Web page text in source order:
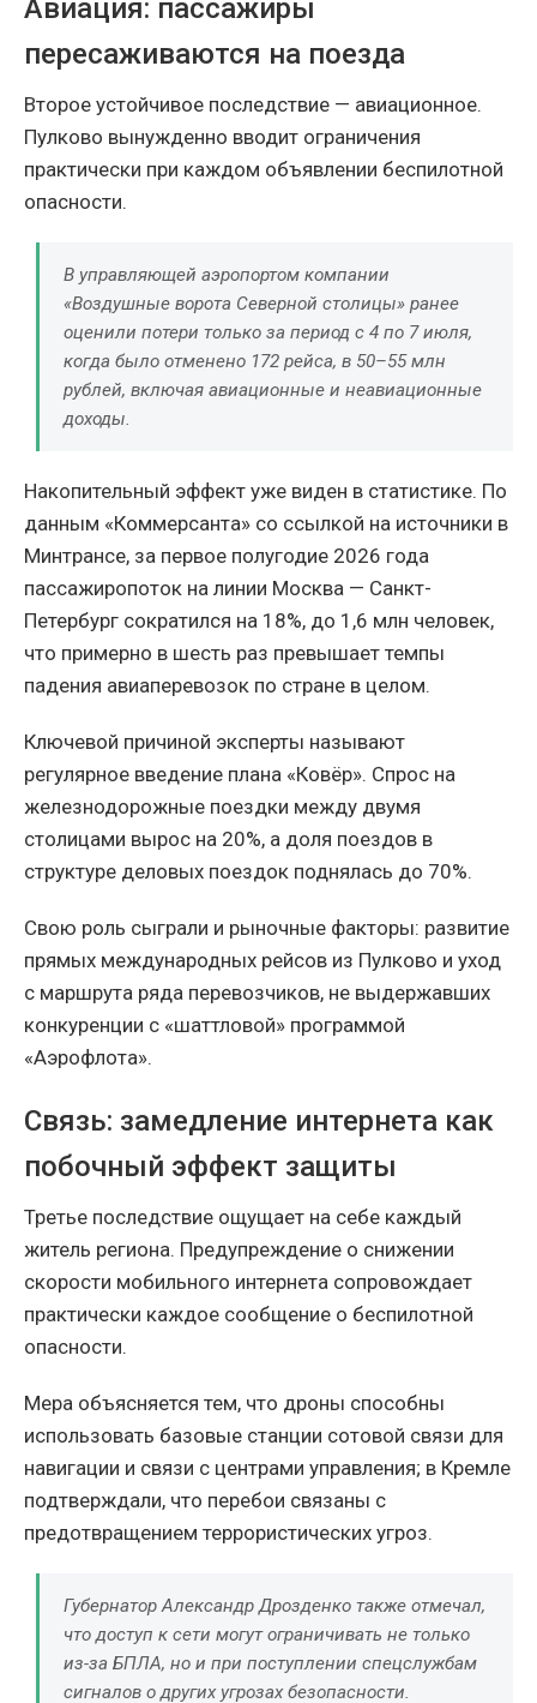
Авиация: пассажиры
пересаживаются на поезда
Второе устойчивое последствие — авиационное.
Пулково вынужденно вводит ограничения
практически при каждом объявлении беспилотной
опасности.
В управляющей аэропортом компании
«Воздушные ворота Северной столицы» ранее
оценили потери только за период с 4 по 7 июля,
когда было отменено 172 рейса, в 50–55 млн
рублей, включая авиационные и неавиационные
доходы.
Накопительный эффект уже виден в статистике. По
данным «Коммерсанта» со ссылкой на источники в
Минтрансе, за первое полугодие 2026 года
пассажиропоток на линии Москва — Санкт-
Петербург сократился на 18%, до 1,6 млн человек,
что примерно в шесть раз превышает темпы
падения авиаперевозок по стране в целом.
Ключевой причиной эксперты называют
регулярное введение плана «Ковёр». Спрос на
железнодорожные поездки между двумя
столицами вырос на 20%, а доля поездов в
структуре деловых поездок поднялась до 70%.
Свою роль сыграли и рыночные факторы: развитие
прямых международных рейсов из Пулково и уход
с маршрута ряда перевозчиков, не выдержавших
конкуренции с «шаттловой» программой
«Аэрофлота».
Связь: замедление интернета как
побочный эффект защиты
Третье последствие ощущает на себе каждый
житель региона. Предупреждение о снижении
скорости мобильного интернета сопровождает
практически каждое сообщение о беспилотной
опасности.
Мера объясняется тем, что дроны способны
использовать базовые станции сотовой связи для
навигации и связи с центрами управления; в Кремле
подтверждали, что перебои связаны с
предотвращением террористических угроз.
Губернатор Александр Дрозденко также отмечал,
что доступ к сети могут ограничивать не только
из-за БПЛА, но и при поступлении спецслужбам
сигналов о других угрозах безопасности.